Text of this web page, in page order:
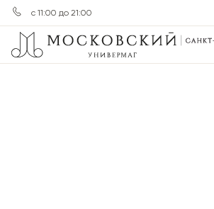
с 11:00 до 21:00